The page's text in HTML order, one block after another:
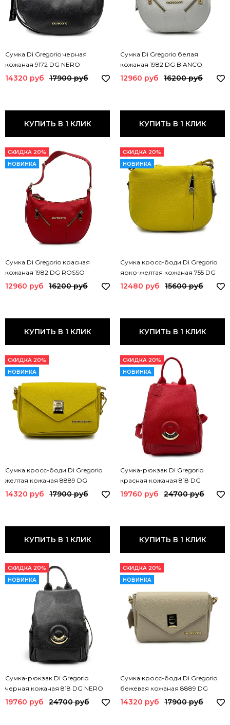
Сумка Di Gregorio черная
кожаная 9172 DG NERO
14320 руб 17900 руб
КУПИТЬ В 1 КЛИК
Сумка Di Gregorio белая
кожаная 1982 DG BIANCO
12960 руб 16200 руб
КУПИТЬ В 1 КЛИК
СКИДКА 20%
НОВИНКА
Сумка Di Gregorio красная
кожаная 1982 DG ROSSO
12960 руб 16200 руб
КУПИТЬ В 1 КЛИК
СКИДКА 20%
НОВИНКА
Сумка кросс-боди Di Gregorio
ярко-желтая кожаная 755 DG
CHIARO GIALLO
12480 руб 15600 руб
КУПИТЬ В 1 КЛИК
СКИДКА 20%
НОВИНКА
Сумка кросс-боди Di Gregorio
желтая кожаная 8889 DG
GIALLO
14320 руб 17900 руб
КУПИТЬ В 1 КЛИК
СКИДКА 20%
НОВИНКА
Сумка-рюкзак Di Gregorio
красная кожаная 818 DG
ROSSO ORO
19760 руб 24700 руб
КУПИТЬ В 1 КЛИК
СКИДКА 20%
НОВИНКА
Сумка-рюкзак Di Gregorio
черная кожаная 818 DG NERO
ORO
19760 руб 24700 руб
СКИДКА 20%
НОВИНКА
Сумка кросс-боди Di Gregorio
бежевая кожаная 8889 DG
BEIGE26
14320 руб 17900 руб